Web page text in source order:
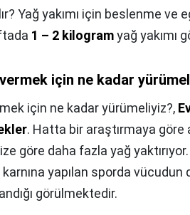
Yağ yakımı için beslenme
1 – 2 kilogramyağ yakımı
için ne kadar
için ne kadar yürümeliyiz?,
. Hatta bir araştırmaya göre
göre daha fazla yağ
karnına yapılan sporda vücudun
görülmektedir.